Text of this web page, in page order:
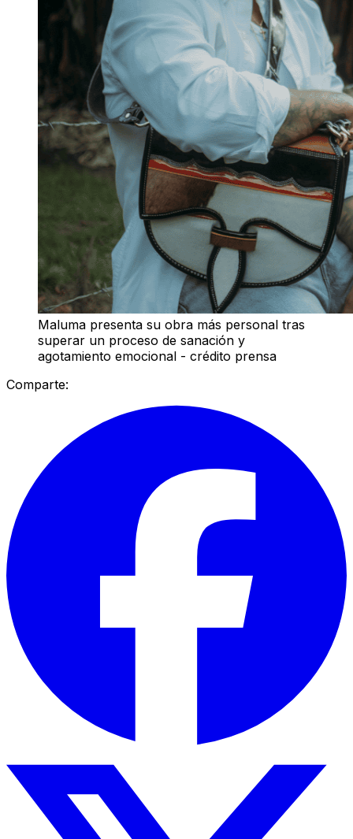
Maluma presenta su obra más personal tras
superar un proceso de sanación y
agotamiento emocional - crédito prensa
Comparte: